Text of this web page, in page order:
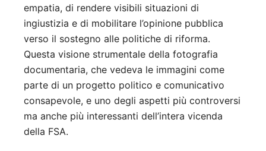
empatia, di rendere visibili situazioni di
ingiustizia e di mobilitare l’opinione pubblica
verso il sostegno alle politiche di riforma.
Questa visione strumentale della fotografia
documentaria, che vedeva le immagini come
parte di un progetto politico e comunicativo
consapevole, e uno degli aspetti più controversi
ma anche più interessanti dell’intera vicenda
della FSA.